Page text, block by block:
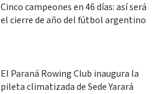
Cinco campeones en 46 días: así será
el cierre de año del fútbol argentino
El Paraná Rowing Club inaugura la
pileta climatizada de Sede Yarará